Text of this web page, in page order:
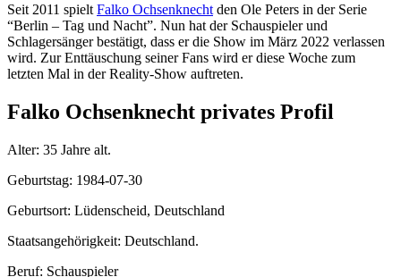
Seit 2011 spielt Falko Ochsenknecht den Ole Peters in der Serie
“Berlin – Tag und Nacht”. Nun hat der Schauspieler und
Schlagersänger bestätigt, dass er die Show im März 2022 verlassen
wird. Zur Enttäuschung seiner Fans wird er diese Woche zum
letzten Mal in der Reality-Show auftreten.
Falko Ochsenknecht privates Profil
Alter: 35 Jahre alt.
Geburtstag: 1984-07-30
Geburtsort: Lüdenscheid, Deutschland
Staatsangehörigkeit: Deutschland.
Beruf: Schauspieler